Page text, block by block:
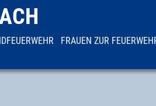
FRAUEN ZUR